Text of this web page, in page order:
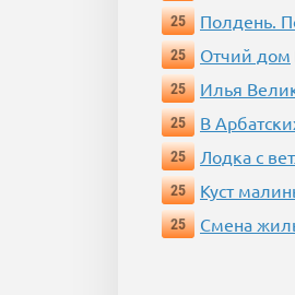
25
Полдень.
25
Отчий дом
25
Илья
25
В
25
Лодка с
25
Куст
25
Смена